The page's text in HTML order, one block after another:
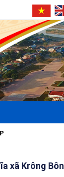
xã Krông